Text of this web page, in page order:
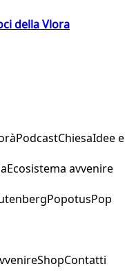
della Vlora
PodcastChiesaIdee e
Ecosistema avvenire
PopotusPop
ShopContatti